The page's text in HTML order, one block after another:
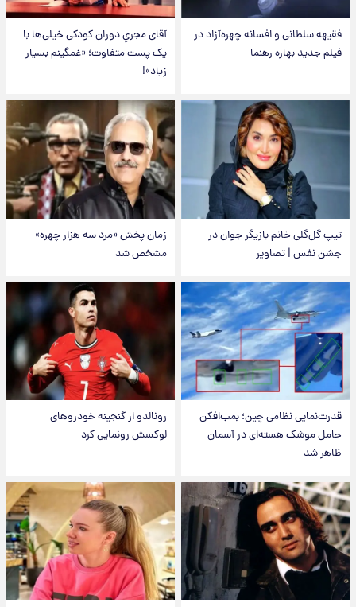
فقیهه سلطانی و افسانه چهره‌آزاد در
فیلم جدید بهاره رهنما
آقای مجریِ دوران کودکی خیلی‌ها با
یک پست متفاوت؛ «غمگینم بسیار
زیاد»!
تیپ گل‌گلی خانم بازیگر جوان در
جشن نفس | تصاویر
زمان پخش «مرد سه هزار چهره»
مشخص شد
قدرت‌نمایی نظامی چین؛ بمب‌افکن
حامل موشک هسته‌ای در آسمان
ظاهر شد
رونالدو از گنجینه خودروهای
لوکسش رونمایی کرد